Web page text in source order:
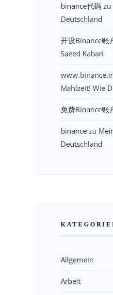
binance代碼zu
Deutschland
开设Binance账
Saeed Kabari
Mahlzeit! Wie
免费Binance账
binancezu
Deutschland
Allgemein
Arbeit